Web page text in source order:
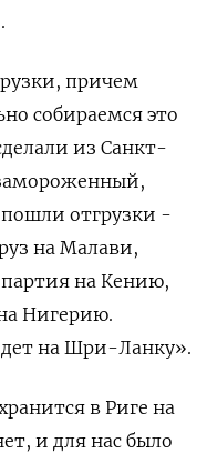
причем
собираемся это
из Санкт-
пошли отгрузки -
на Малави,
на Кению,
Нигерию.
на Шри-Ланку».
в Риге на
и для нас было